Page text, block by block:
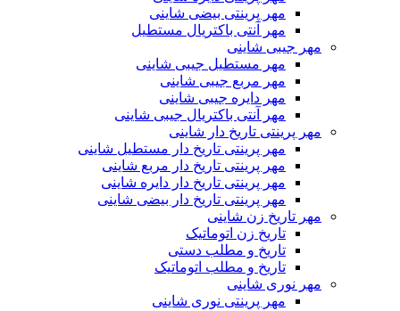
مهر پرینتی بیضی شاینی
مهر آنتی باکتریال مستطیل
مهر جیبی شاینی
مهر مستطیل جیبی شاینی
مهر مربع جیبی شاینی
مهر دایره جیبی شاینی
مهر آنتی باکتریال جیبی شاینی
مهر پرینتی تاریخ دار شاینی
مهر پرینتی تاریخ دار مستطیل شاینی
مهر پرینتی تاریخ دار مربع شاینی
مهر پرینتی تاریخ دار دایره شاینی
مهر پرینتی تاریخ دار بیضی شاینی
مهر تاریخ زن شاینی
تاریخ زن اتوماتیک
تاریخ و مطلب دستی
تاریخ و مطلب اتوماتیک
مهر نوری شاینی
مهر پرینتی نوری شاینی